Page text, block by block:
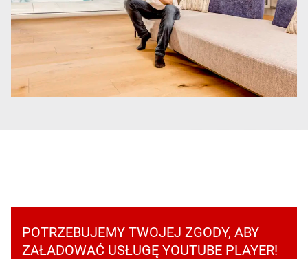
POTRZEBUJEMY TWOJEJ ZGODY, ABY
ZAŁADOWAĆ USŁUGĘ YOUTUBE PLAYER!